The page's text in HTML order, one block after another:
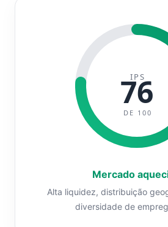
IPS
76
DE 100
Mercado
Alta liquidez, distribuição
diversidade de